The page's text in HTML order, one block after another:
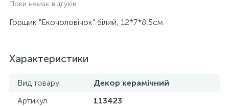
Поки немає відгуків
Горщик "Екочоловічок" білий, 12*7*8,5см
Характеристики
Вид товару
Декор керамічний
Артикул
113423